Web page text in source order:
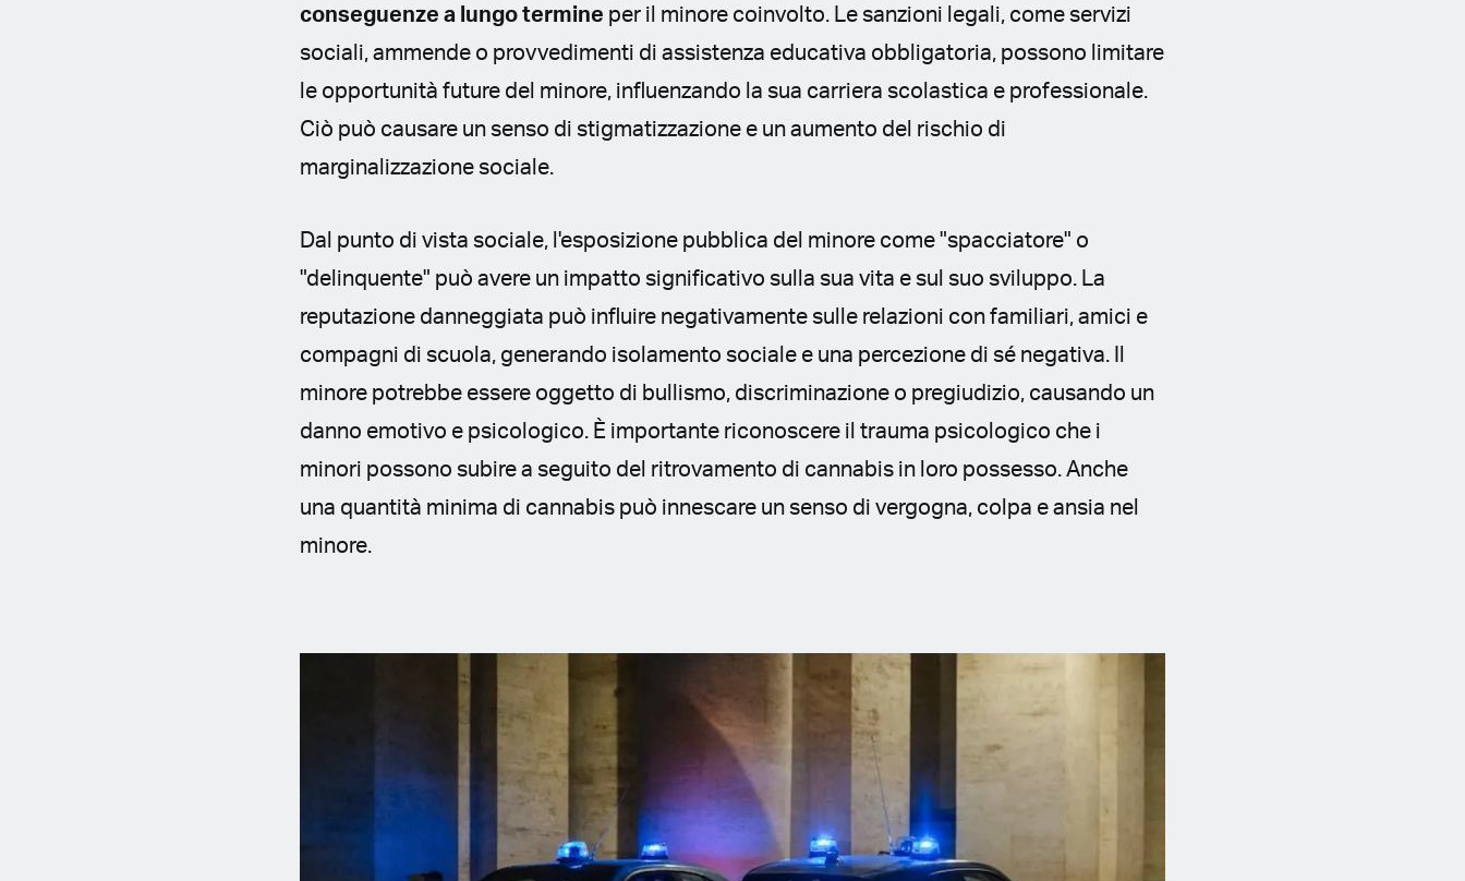
conseguenze a lungo termine per il minore coinvolto. Le sanzioni legali, come servizi
sociali, ammende o provvedimenti di assistenza educativa obbligatoria, possono limitare
le opportunità future del minore, influenzando la sua carriera scolastica e professionale.
Ciò può causare un senso di stigmatizzazione e un aumento del rischio di
marginalizzazione sociale.
Dal punto di vista sociale, l'esposizione pubblica del minore come "spacciatore" o
"delinquente" può avere un impatto significativo sulla sua vita e sul suo sviluppo. La
reputazione danneggiata può influire negativamente sulle relazioni con familiari, amici e
compagni di scuola, generando isolamento sociale e una percezione di sé negativa. Il
minore potrebbe essere oggetto di bullismo, discriminazione o pregiudizio, causando un
danno emotivo e psicologico. È importante riconoscere il trauma psicologico che i
minori possono subire a seguito del ritrovamento di cannabis in loro possesso. Anche
una quantità minima di cannabis può innescare un senso di vergogna, colpa e ansia nel
minore.